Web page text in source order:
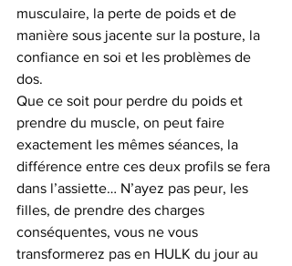
musculaire, la perte de poids et de
manière sous jacente sur la posture, la
confiance en soi et les problèmes de
dos.
Que ce soit pour perdre du poids et
prendre du muscle, on peut faire
exactement les mêmes séances, la
différence entre ces deux profils se fera
dans l’assiette… N’ayez pas peur, les
filles, de prendre des charges
conséquentes, vous ne vous
transformerez pas en HULK du jour au